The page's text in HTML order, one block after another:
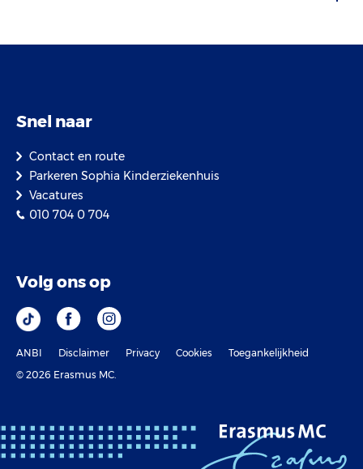
Snel naar
Contact en route
Parkeren Sophia Kinderziekenhuis
Vacatures
010 704 0 704
Volg ons op
ANBI Disclaimer Privacy Cookies
Toegankelijkheid
© 2026 Erasmus MC.